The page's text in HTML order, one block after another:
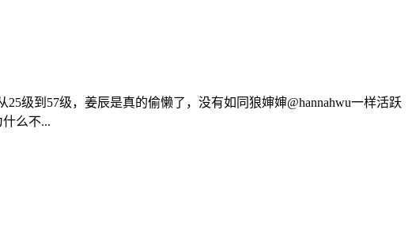
级到57级，姜辰是真的偷懒了，没有如同狼婶婶@hannahwu一样活跃
么不...